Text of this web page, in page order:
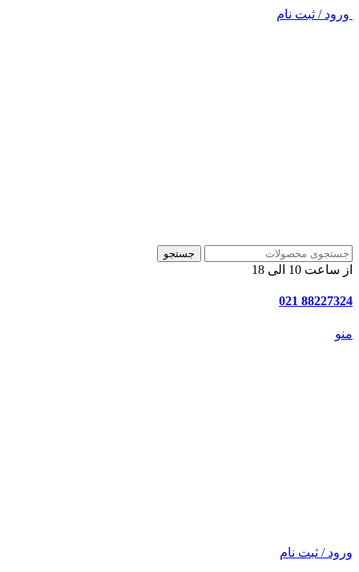
ورود / ثبت نام
جستجو
از ساعت 10 الی 18
88227324 021
منو
ورود / ثبت نام